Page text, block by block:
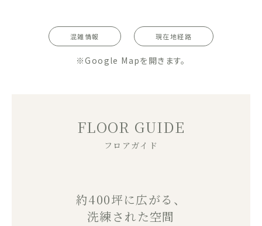
混雑情報 現在地経路
※Google Mapを開きます。
FLOOR GUIDE
フロアガイド
約400坪に広がる、
洗練された空間